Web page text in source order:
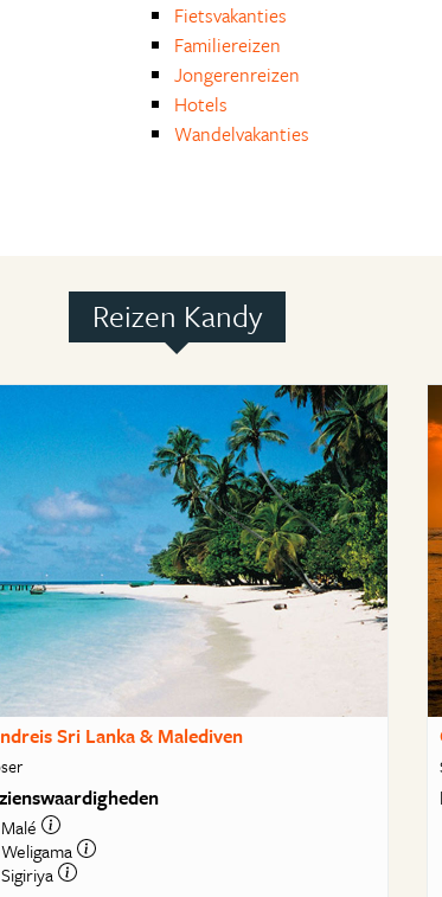
Fietsvakanties
Familiereizen
Jongerenreizen
Hotels
Wandelvakanties
Reizen Kandy
Sri Lanka & Malediven
Malé
Weligama
Sigiriya